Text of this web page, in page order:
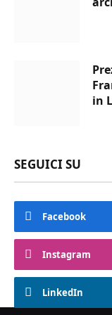
in
SEGUICI SU
Facebook
Instagram
LinkedIn